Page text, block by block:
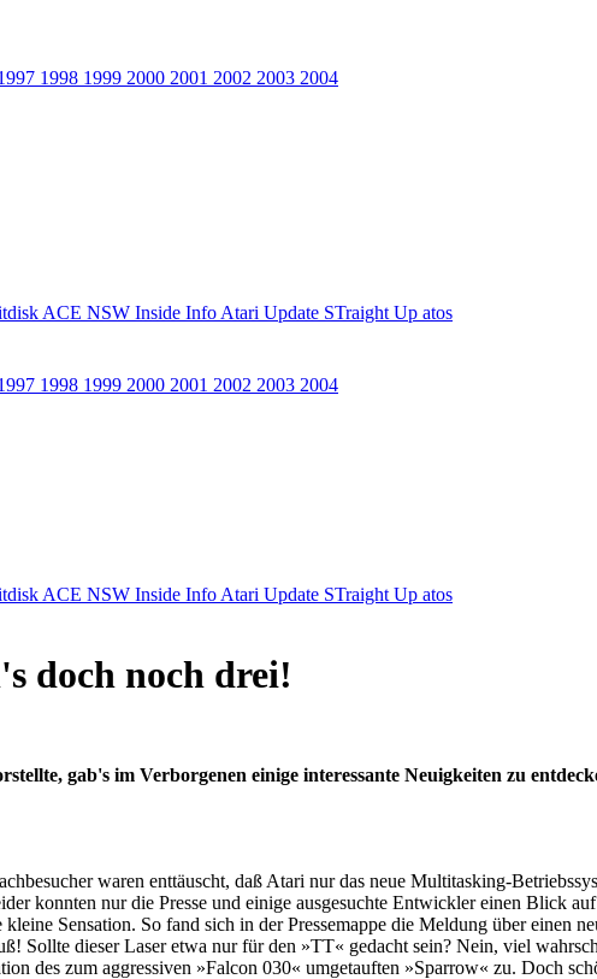
1998 1999 2000 2001 2002 2003 2004
ACE NSW Inside Info Atari Update STraight Up atos
1998 1999 2000 2001 2002 2003 2004
ACE NSW Inside Info Atari Update STraight Up atos
doch noch drei!
gab's im Verborgenen einige interessante Neuigkeiten zu
waren enttäuscht, daß Atari nur das neue Multitasking-
konnten nur die Presse und einige ausgesuchte Entwickler einen Blick
Sensation. So fand sich in der Pressemappe die Meldung über einen
Sollte dieser Laser etwa nur für den »TT« gedacht sein? Nein, viel
des zum aggressiven »Falcon 030« umgetauften »Sparrow« zu. Doch